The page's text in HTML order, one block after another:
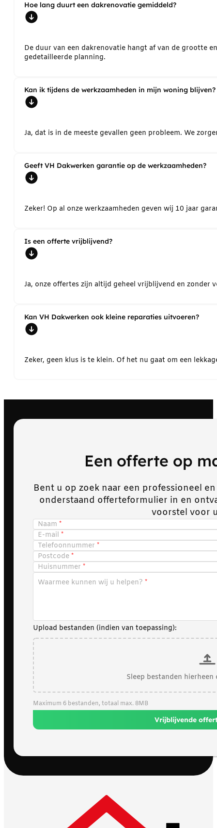
Hoe lang duurt een dakrenovatie gemiddeld?
De duur van een dakrenovatie hangt af van de grootte
gedetailleerde planning.
Kan ik tijdens de werkzaamheden in mijn woning blijven?
Ja, dat is in de meeste gevallen geen probleem. We
Geeft VH Dakwerken garantie op de werkzaamheden?
Zeker! Op al onze werkzaamheden geven wij 10 jaar
Is een offerte vrijblijvend?
Ja, onze offertes zijn altijd geheel vrijblijvend en
Kan VH Dakwerken ook kleine reparaties uitvoeren?
Zeker, geen klus is te klein. Of het nu gaat om een
Een offerte op
Bent u op zoek naar een professioneel
onderstaand offerteformulier in en
voorstel voor
Naam
E-mail
Telefoonnummer
Postcode
Huisnummer
Waarmee kunnen wij u helpen?
Upload bestanden (indien van toepassing):
Sleep bestanden
Maximum 6 bestanden, totaal max. 8MB
Vrijblijvende